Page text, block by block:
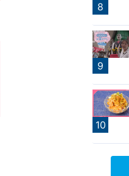
7
8
9
10